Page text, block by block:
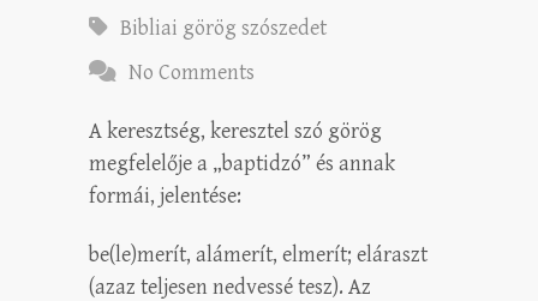
Bibliai görög szószedet
No Comments
A keresztség, keresztel szó görög
megfelelője a „baptidzó” és annak
formái, jelentése:
be(le)merít, alámerít, elmerít; eláraszt
(azaz teljesen nedvessé tesz). Az